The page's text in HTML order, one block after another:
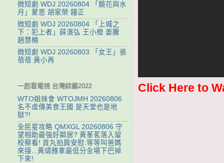
Click Here to
微短劇 WDJ 20260804 「鏡花與水
月」蒙恩 胡家榮 鐘正
微短劇 WDJ 20260804 「上城之
下：犯上者」薛濱弘 王小橙 姜騰
趙慧楠
微短劇 WDJ 20260803 「女王」張
蓓蓓 黃小再
一起看電視 台灣綜藝2022
WTO姐妹會 WTOJMH 20260806
名不虛傳美食王國 是天堂也是地
獄?!
全民星攻略 QMXGL 20260806 守
望相助最強好鄰居? 黃莑茗落入留
校察看! 貢丸拍肩安慰:等等叫爸媽
來接...黃靖雅拿最低分全場下巴掉
下來!